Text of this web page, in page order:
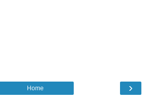
›
Home